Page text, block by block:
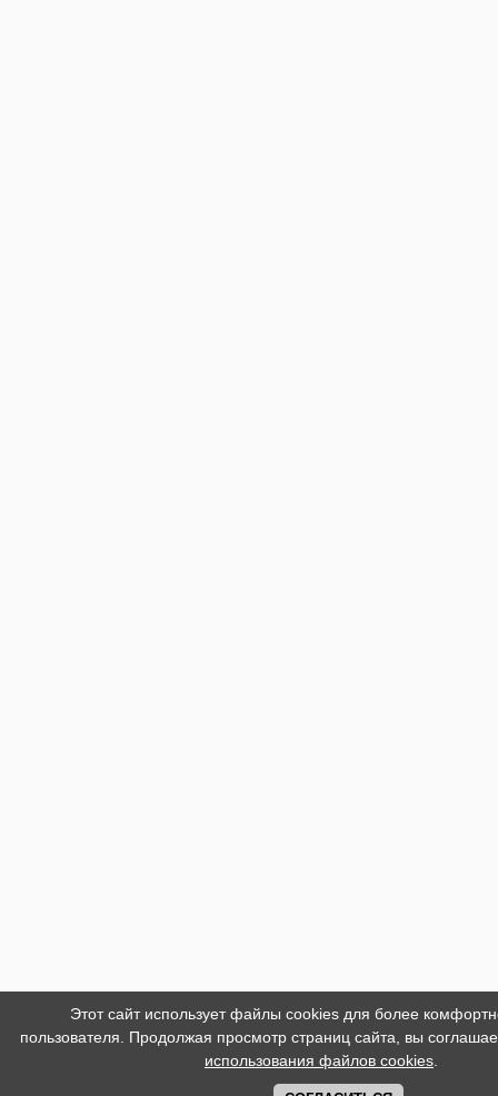
Этот сайт использует файлы cookies для более
пользователя. Продолжая просмотр страниц сайта, вы
использования файлов cookies